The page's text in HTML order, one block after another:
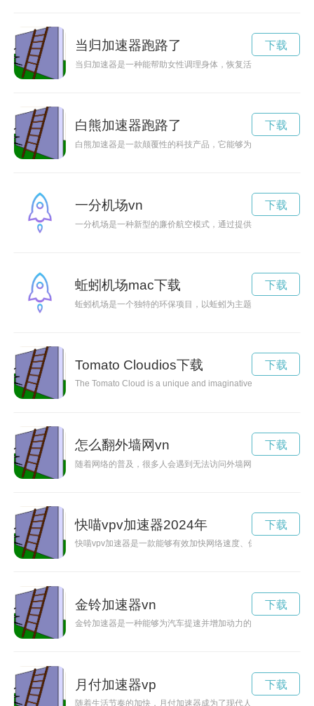
当归加速器跑路了
当归加速器是一种能帮助女性调理身体，恢复活力的神奇植物
下载
白熊加速器跑路了
白熊加速器是一款颠覆性的科技产品，它能够为人们的生活注
下载
一分机场vn
一分机场是一种新型的廉价航空模式，通过提供低廉的机票价
下载
蚯蚓机场mac下载
蚯蚓机场是一个独特的环保项目，以蚯蚓为主题，旨在提倡环保
下载
Tomato Cloudios下载
The Tomato Cloud is a unique and imaginative concept that
下载
怎么翻外墙网vn
随着网络的普及，很多人会遇到无法访问外墙网站的问题。本
下载
快喵vpv加速器2024年
快喵vpv加速器是一款能够有效加快网络速度、保护用户信息安
下载
金铃加速器vn
金铃加速器是一种能够为汽车提速并增加动力的装置，通过安
下载
月付加速器vp
随着生活节奏的加快，月付加速器成为了现代人的必备利器。
下载